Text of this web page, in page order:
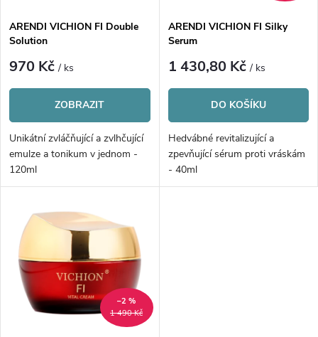
p
r
o
d
u
ů
s
p
r
o
d
u
k
ARENDI VICHION FI Double
Solution
970 Kč/ ks
ZOBRAZIT
Unikátní zvláčňující a zvlhčující
emulze a tonikum v jednom -
120ml
ARENDI VICHION FI Silky
Serum
1 430,80 Kč/ ks
DO KOŠÍKU
Hedvábné revitalizující a
zpevňující sérum proti vráskám
- 40ml
1 490 Kč
–2 %